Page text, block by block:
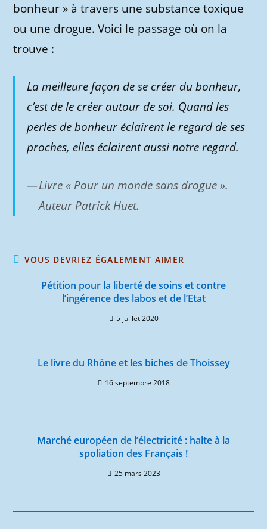
bonheur » à travers une substance toxique
ou une drogue. Voici le passage où on la
trouve :
La meilleure façon de se créer du bonheur,
c’est de le créer autour de soi. Quand les
perles de bonheur éclairent le regard de ses
proches, elles éclairent aussi notre regard.
Livre « Pour un monde sans drogue ».
Auteur Patrick Huet.
VOUS DEVRIEZ ÉGALEMENT AIMER
Pétition pour la liberté de soins et contre
l’ingérence des labos et de l’Etat
5 juillet 2020
Le livre du Rhône et les biches de Thoissey
16 septembre 2018
Marché européen de l’électricité : halte à la
spoliation des Français !
25 mars 2023